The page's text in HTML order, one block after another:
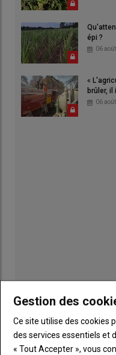
épi ?
06
«
brûler, il
06
Sous-
titre
Vous
Gestion des
Ce site utilise des cookies
des services essentiels et
« Tout Accepter », vous